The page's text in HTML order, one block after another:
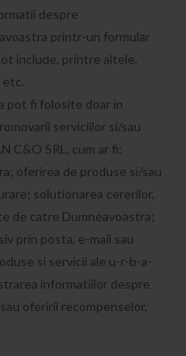
despre
printr-un formular
include, printre altele,
etc.
pot fi folosite doar in
serviciilor si/sau
C&O SRL, cum ar fi:
oferirea de produse si/sau
solutionarea cererilor,
de catre Dumneavoastra;
prin posta, e-mail sau
si servicii ale u-r-b-a-
informatiilor despre
oferirii recompenselor,